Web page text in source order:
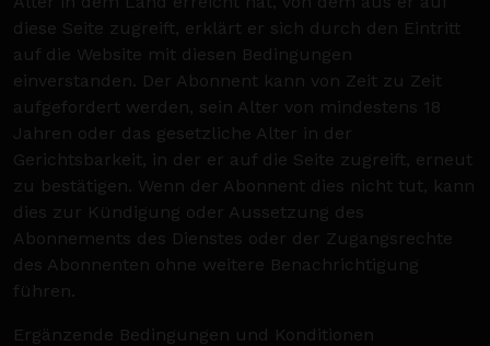
diese Seite zugreift, erklärt er sich durch den Eintritt
auf die Website mit diesen Bedingungen
einverstanden. Der Abonnent kann von Zeit zu Zeit
aufgefordert werden, sein Alter von mindestens 18
Jahren oder das gesetzliche Alter in der
Gerichtsbarkeit, in der er auf die Seite zugreift, erneut
zu bestätigen. Wenn der Abonnent dies nicht tut, kann
dies zur Kündigung oder Aussetzung des
Abonnements des Dienstes oder der Zugangsrechte
des Abonnenten ohne weitere Benachrichtigung
führen.
Ergänzende Bedingungen und Konditionen